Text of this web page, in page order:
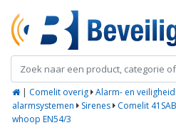
| Comelit overig Alarm- en
alarmsystemen
Sirenes
Comelit
whoop EN54/3